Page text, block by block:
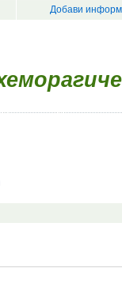
Добави